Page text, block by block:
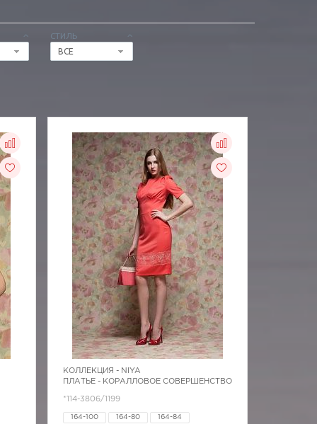
СТИЛЬ
ВСЕ
КОЛЛЕКЦИЯ - NIYA
ПЛАТЬЕ - КОРАЛЛОВОЕ СОВЕРШЕНСТВО
*114-3806/1199
164-100 164-80 164-84